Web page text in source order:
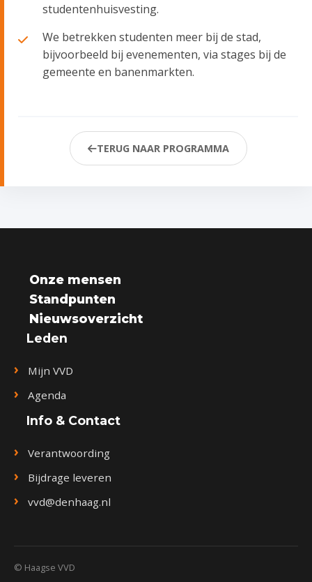
studentenhuisvesting.
We betrekken studenten meer bij de stad,
bijvoorbeeld bij evenementen, via stages bij de
gemeente en banenmarkten.
TERUG NAAR PROGRAMMA
Onze mensen
Standpunten
Nieuwsoverzicht
Leden
Mijn VVD
Agenda
Info & Contact
Verantwoording
Bijdrage leveren
vvd@denhaag.nl
© Haagse VVD